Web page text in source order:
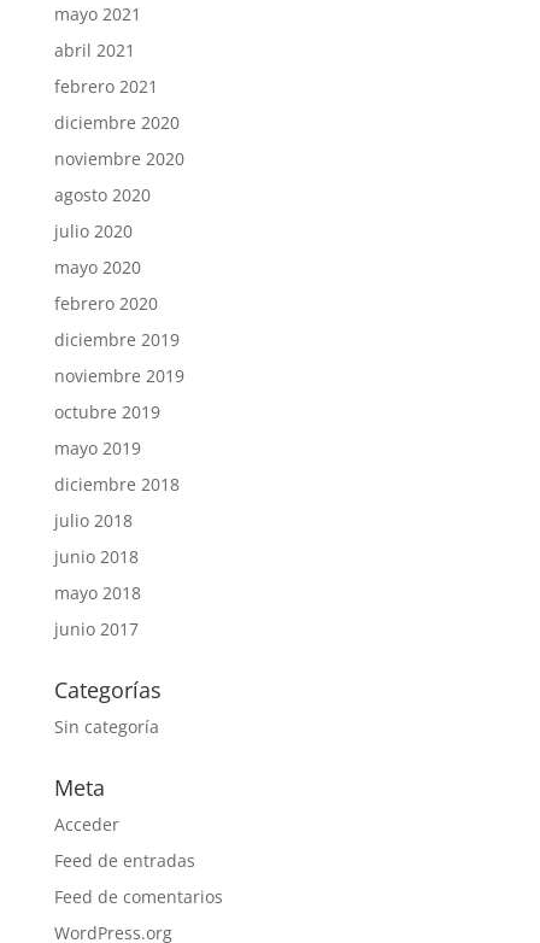
mayo 2021
abril 2021
febrero 2021
diciembre 2020
noviembre 2020
agosto 2020
julio 2020
mayo 2020
febrero 2020
diciembre 2019
noviembre 2019
octubre 2019
mayo 2019
diciembre 2018
julio 2018
junio 2018
mayo 2018
junio 2017
Categorías
Sin categoría
Meta
Acceder
Feed de entradas
Feed de comentarios
WordPress.org